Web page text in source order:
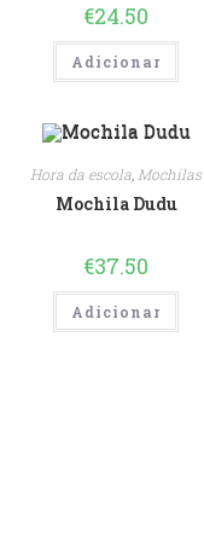
€24.50
Adicionar
Hora da escola Mochilas
Mochila Dudu
€37.50
Adicionar